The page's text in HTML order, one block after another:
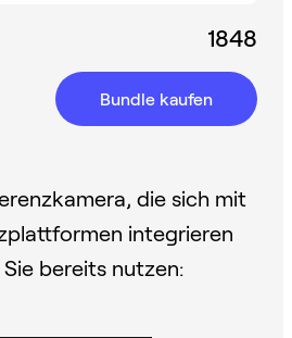
1848
Bundle kaufen
die sich mit
integrieren
bereits nutzen: